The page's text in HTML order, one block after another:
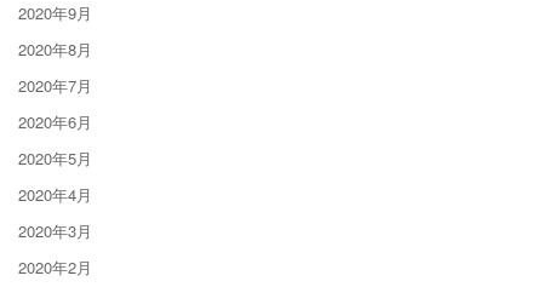
2020年9月
2020年8月
2020年7月
2020年6月
2020年5月
2020年4月
2020年3月
2020年2月